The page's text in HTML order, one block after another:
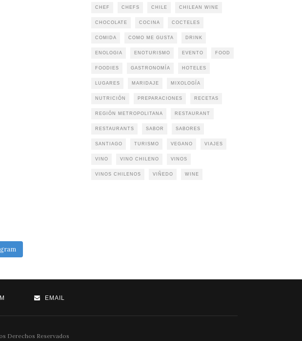
CHEF CHEFS CHILE CHILEAN WINE
CHOCOLATE COCINA COCTELES
COMIDA COMO ME GUSTA DRINK
ENOLOGIA ENOTURISMO EVENTO FOOD
FOODIES GASTRONOMÍA HOTELES
LUGARES MARIDAJE MIXOLOGÍA
NUTRICIÓN PREPARACIONES RECETAS
REGIÓN METROPOLITANA RESTAURANT
RESTAURANTS SABOR SABORES
SANTIAGO TURISMO VEGANO VIAJES
VINO VINO CHILENO VINOS
VINOS CHILENOS VIÑEDO WINE
EMAIL
Derechos Reservados